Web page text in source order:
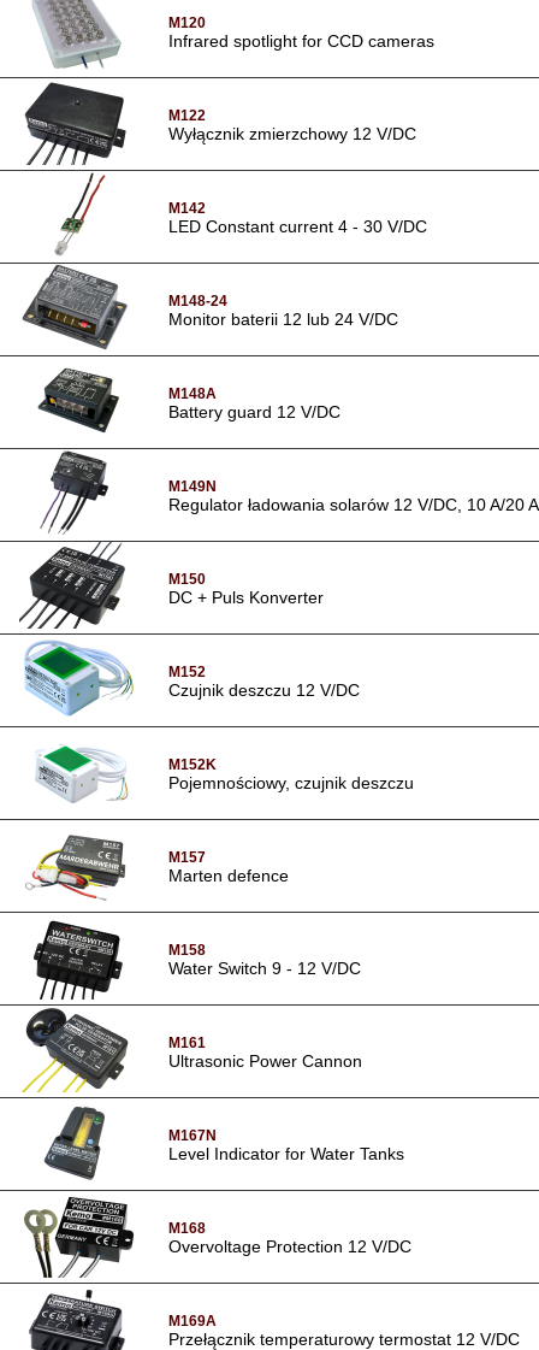
M120
Infrared spotlight for CCD cameras
M122
Wyłącznik zmierzchowy 12 V/DC
M142
LED Constant current 4 - 30 V/DC
M148-24
Monitor baterii 12 lub 24 V/DC
M148A
Battery guard 12 V/DC
M149N
Regulator ładowania solarów 12 V/DC, 10 A/20 A
M150
DC + Puls Konverter
M152
Czujnik deszczu 12 V/DC
M152K
Pojemnościowy, czujnik deszczu
M157
Marten defence
M158
Water Switch 9 - 12 V/DC
M161
Ultrasonic Power Cannon
M167N
Level Indicator for Water Tanks
M168
Overvoltage Protection 12 V/DC
M169A
Przełącznik temperaturowy termostat 12 V/DC